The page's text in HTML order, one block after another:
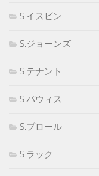
S.イスビン
S.ジョーンズ
S.テナント
S.パウィス
S.プロール
S.ラック